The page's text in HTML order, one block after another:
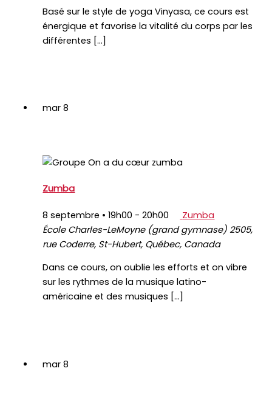
Basé sur le style de yoga Vinyasa, ce cours est
énergique et favorise la vitalité du corps par les
différentes […]
mar8
Zumba
8 septembre • 19h00 -20h00
Zumba
École Charles-LeMoyne (grand gymnase)2505,
rue Coderre, St-Hubert, Québec, Canada
Dans ce cours, on oublie les efforts et on vibre
sur les rythmes de la musique latino-
américaine et des musiques […]
mar8